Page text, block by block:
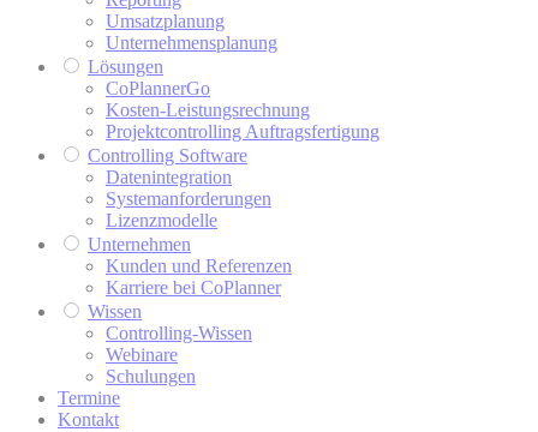
Umsatzplanung
Unternehmensplanung
Lösungen
CoPlannerGo
Kosten-Leistungsrechnung
Projektcontrolling Auftragsfertigung
Controlling Software
Datenintegration
Systemanforderungen
Lizenzmodelle
Unternehmen
Kunden und Referenzen
Karriere bei CoPlanner
Wissen
Controlling-Wissen
Webinare
Schulungen
Termine
Kontakt